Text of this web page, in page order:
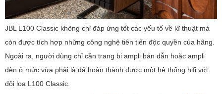
JBL L100 Classic không chỉ đáp ứng tốt các yếu tố về kĩ thuật mà
còn được tích hợp những công nghệ tiên tiến độc quyền của hãng.
Ngoài ra, người dùng chỉ cần trang bị ampli bán dẫn hoặc ampli
đèn ở mức vừa phải là đã hoàn thành được một hệ thống hifi với
đôi loa L100 Classic.